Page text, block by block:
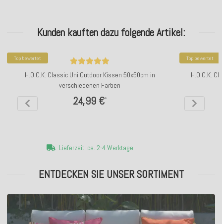
Kunden kauften dazu folgende Artikel:
Top bewertet
H.O.C.K. Classic Uni Outdoor Kissen 50x50cm in
verschiedenen Farben
24,99 €*
Lieferzeit: ca. 2-4 Werktage
Top bewertet
H.O.C.K.
ENTDECKEN SIE UNSER SORTIMENT